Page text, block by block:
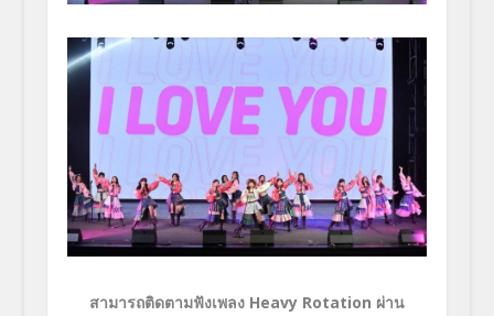
สามารถติดตามฟังเพลง Heavy Rotation ผ่าน